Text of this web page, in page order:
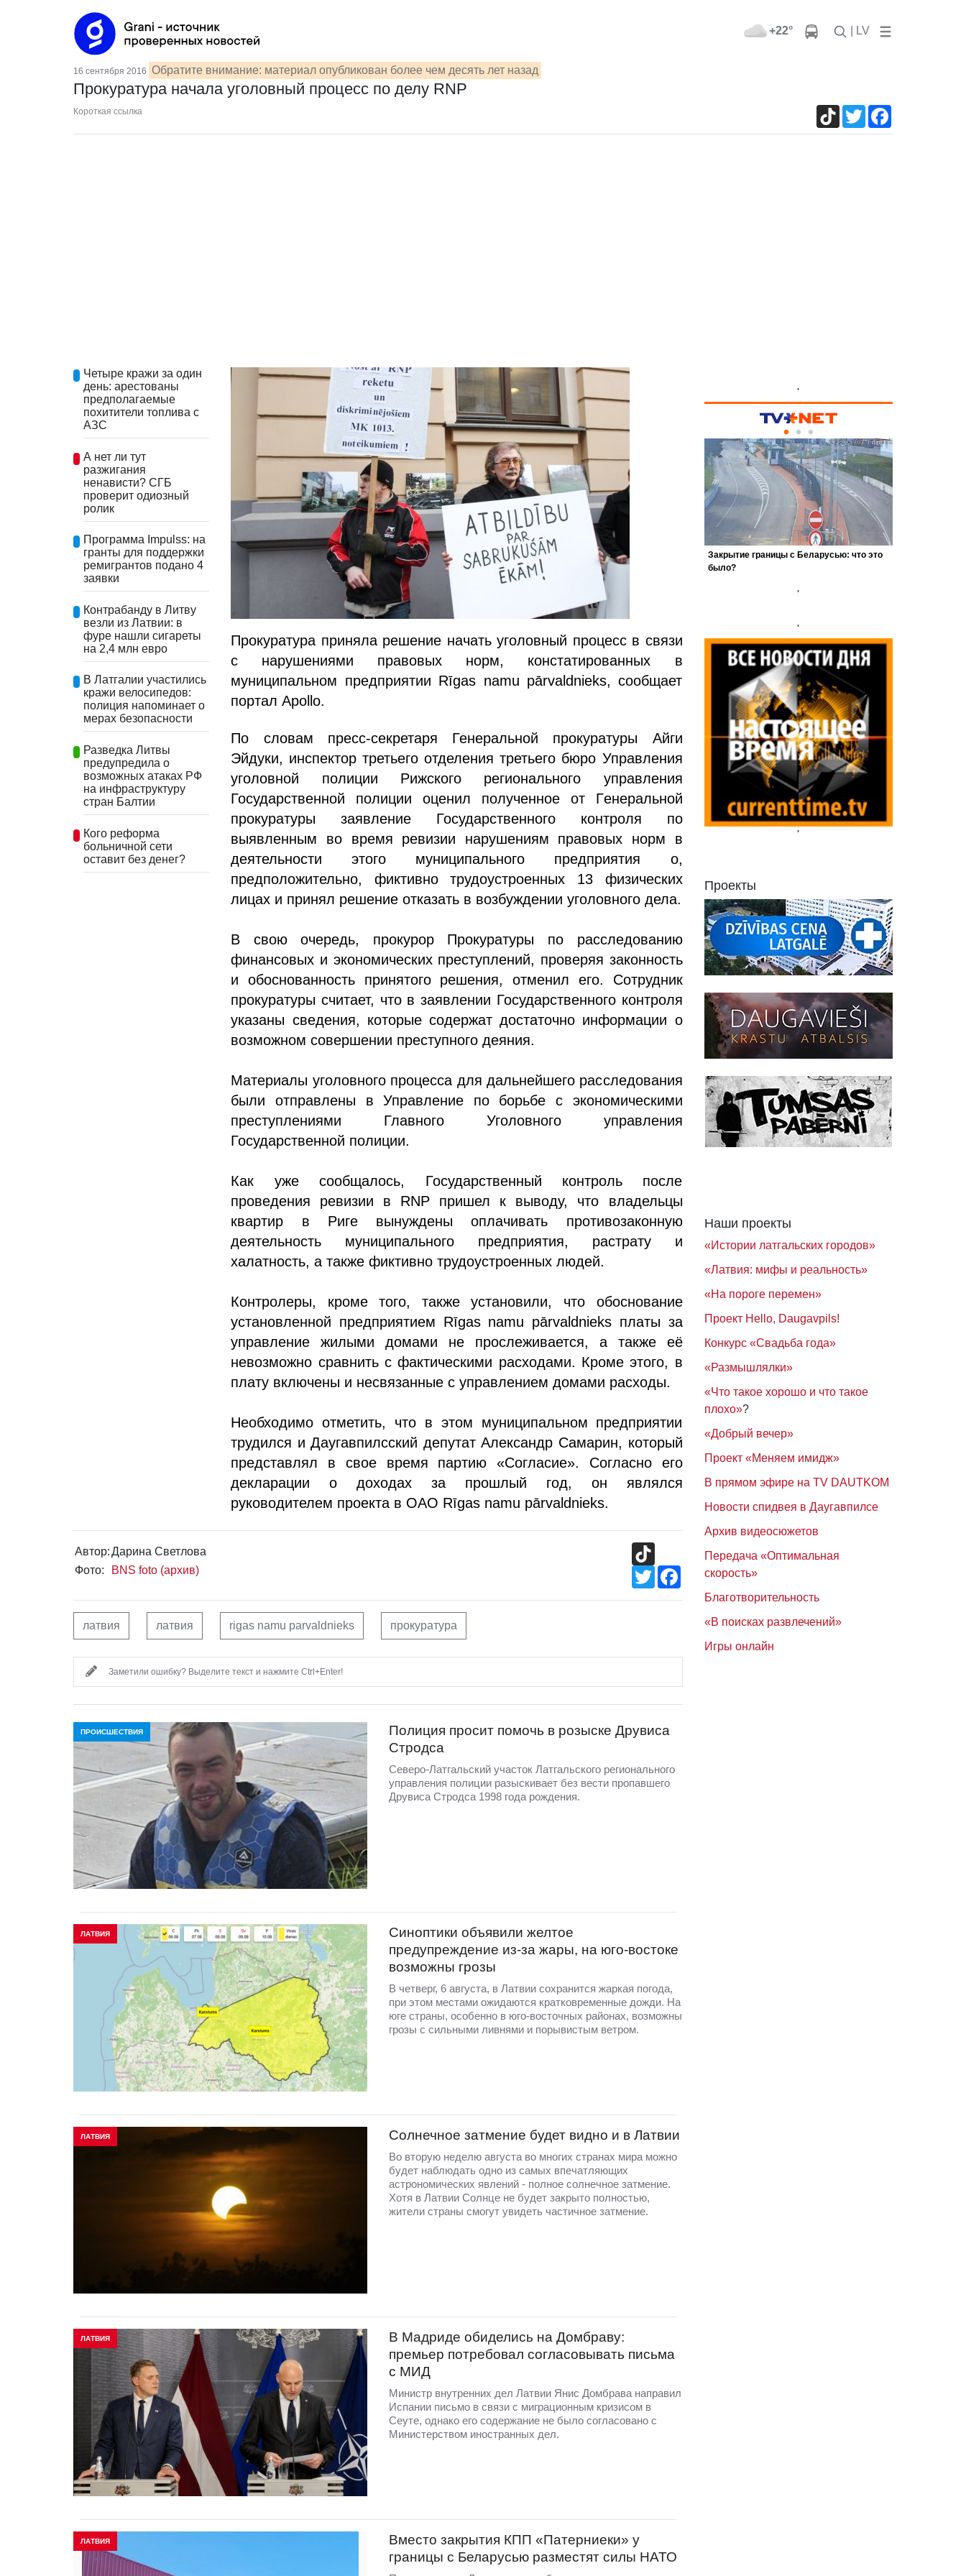
+22° | LV
16 сентября 2016 Обратите внимание: материал опубликован более чем десять лет назад
Прокуратура начала уголовный процесс по делу RNP
Короткая ссылка TikTokTwitter
Четыре кражи за один
день: арестованы
предполагаемые
похитители топлива с
АЗС
А нет ли тут
разжигания
ненависти? СГБ
проверит одиозный
ролик
Программа Impulss: на
гранты для поддержки
ремигрантов подано 4
заявки
Контрабанду в Литву
везли из Латвии: в
фуре нашли сигареты
на 2,4 млн евро
В Латгалии участились
кражи велосипедов:
полиция напоминает о
мерах безопасности
Разведка Литвы
предупредила о
возможных атаках РФ
на инфраструктуру
стран Балтии
Кого реформа
больничной сети
оставит без денег?
Прокуратура приняла решение начать уголовный процесс в связи
с нарушениями правовых норм, констатированных в
муниципальном предприятии Rīgas namu pārvaldnieks, сообщает
портал Apollo.
По словам пресс-секретаря Генеральной прокуратуры Айги
Эйдуки, инспектор третьего отделения третьего бюро Управления
уголовной полиции Рижского регионального управления
Государственной полиции оценил полученное от Генеральной
прокуратуры заявление Государственного контроля по
выявленным во время ревизии нарушениям правовых норм в
деятельности этого муниципального предприятия о,
предположительно, фиктивно трудоустроенных 13 физических
лицах и принял решение отказать в возбуждении уголовного дела.
В свою очередь, прокурор Прокуратуры по расследованию
финансовых и экономических преступлений, проверяя законность
и обоснованность принятого решения, отменил его. Сотрудник
прокуратуры считает, что в заявлении Государственного контроля
указаны сведения, которые содержат достаточно информации о
возможном совершении преступного деяния.
Материалы уголовного процесса для дальнейшего расследования
были отправлены в Управление по борьбе с экономическими
преступлениями Главного Уголовного управления
Государственной полиции.
Как уже сообщалось, Государственный контроль после
проведения ревизии в RNP пришел к выводу, что владельцы
квартир в Риге вынуждены оплачивать противозаконную
деятельность муниципального предприятия, растрату и
халатность, а также фиктивно трудоустроенных людей.
Контролеры, кроме того, также установили, что обоснование
установленной предприятием Rīgas namu pārvaldnieks платы за
управление жилыми домами не прослеживается, а также её
невозможно сравнить с фактическими расходами. Кроме этого, в
плату включены и несвязанные с управлением домами расходы.
Необходимо отметить, что в этом муниципальном предприятии
трудился и Даугавпилсский депутат Александр Самарин, который
представлял в свое время партию «Согласие». Согласно его
декларации о доходах за прошлый год, он являлся
руководителем проекта в ОАО Rīgas namu pārvaldnieks.
Автор:Дарина Светлова
Фото:
BNS foto (архив)
TikTok
TwitterFacebook
латвия латвия rigas namu parvaldnieks прокуратура
Заметили ошибку? Выделите текст и нажмите Ctrl+Enter!
ПРОИСШЕСТВИЯ
Полиция просит помочь в розыске Друвиса
Стродса
Северо-Латгальский участок Латгальского регионального
управления полиции разыскивает без вести пропавшего
Друвиса Стродса 1998 года рождения.
ЛАТВИЯ
Синоптики объявили желтое
предупреждение из-за жары, на юго-востоке
возможны грозы
В четверг, 6 августа, в Латвии сохранится жаркая погода,
при этом местами ожидаются кратковременные дожди. На
юге страны, особенно в юго-восточных районах, возможны
грозы с сильными ливнями и порывистым ветром.
ЛАТВИЯ Солнечное затмение будет видно и в Латвии
Во вторую неделю августа во многих странах мира можно
будет наблюдать одно из самых впечатляющих
астрономических явлений - полное солнечное затмение.
Хотя в Латвии Солнце не будет закрыто полностью,
жители страны смогут увидеть частичное затмение.
ЛАТВИЯ
В Мадриде обиделись на Домбраву:
премьер потребовал согласовывать письма
с МИД
Министр внутренних дел Латвии Янис Домбрава направил
Испании письмо в связи с миграционным кризисом в
Сеуте, однако его содержание не было согласовано с
Министерством иностранных дел.
ЛАТВИЯ
Вместо закрытия КПП «Патерниеки» у
границы с Беларусью разместят силы НАТО
'
'
'
'
Проекты
Наши проекты
«Истории латгальских городов»
«Латвия: мифы и реальность»
«На пороге перемен»
Проект Hello, Daugavpils!
Конкурс «Свадьба года»
«Размышлялки»
«Что такое хорошо и что такое
плохо»?
«Добрый вечер»
Проект «Меняем имидж»
В прямом эфире на TV DAUTKOM
Новости спидвея в Даугавпилсе
Архив видеосюжетов
Передача «Оптимальная
скорость»
Благотворительность
«В поисках развлечений»
Игры онлайн